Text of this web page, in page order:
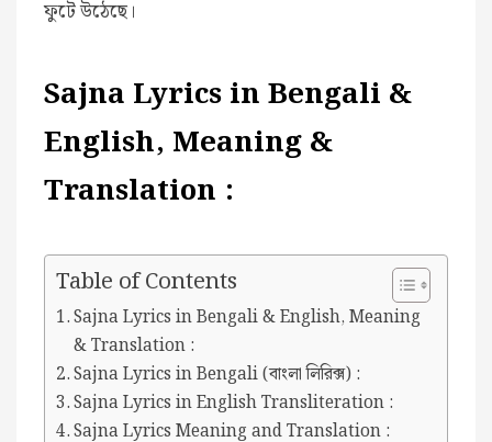
ফুটে উঠেছে।
Sajna Lyrics in Bengali &
English, Meaning &
Translation :
Table of Contents
Sajna Lyrics in Bengali & English, Meaning
& Translation :
Sajna Lyrics in Bengali (বাংলা লিরিক্স) :
Sajna Lyrics in English Transliteration :
Sajna Lyrics Meaning and Translation :